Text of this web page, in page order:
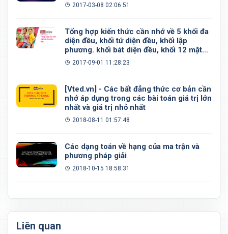
2017-03-08 02:06:51
Tổng hợp kiến thức cần nhớ về 5 khối đa
diện đều, khối tứ diện đều, khối lập
phương. khối bát diện đều, khối 12 mặt
đều, khối 20 mặt đều
2017-09-01 11:28:23
[Vted.vn] - Các bất đẳng thức cơ bản cần
nhớ áp dụng trong các bài toán giá trị lớn
nhất và giá trị nhỏ nhất
2018-08-11 01:57:48
Các dạng toán về hạng của ma trận và
phương pháp giải
2018-10-15 18:58:31
Liên quan